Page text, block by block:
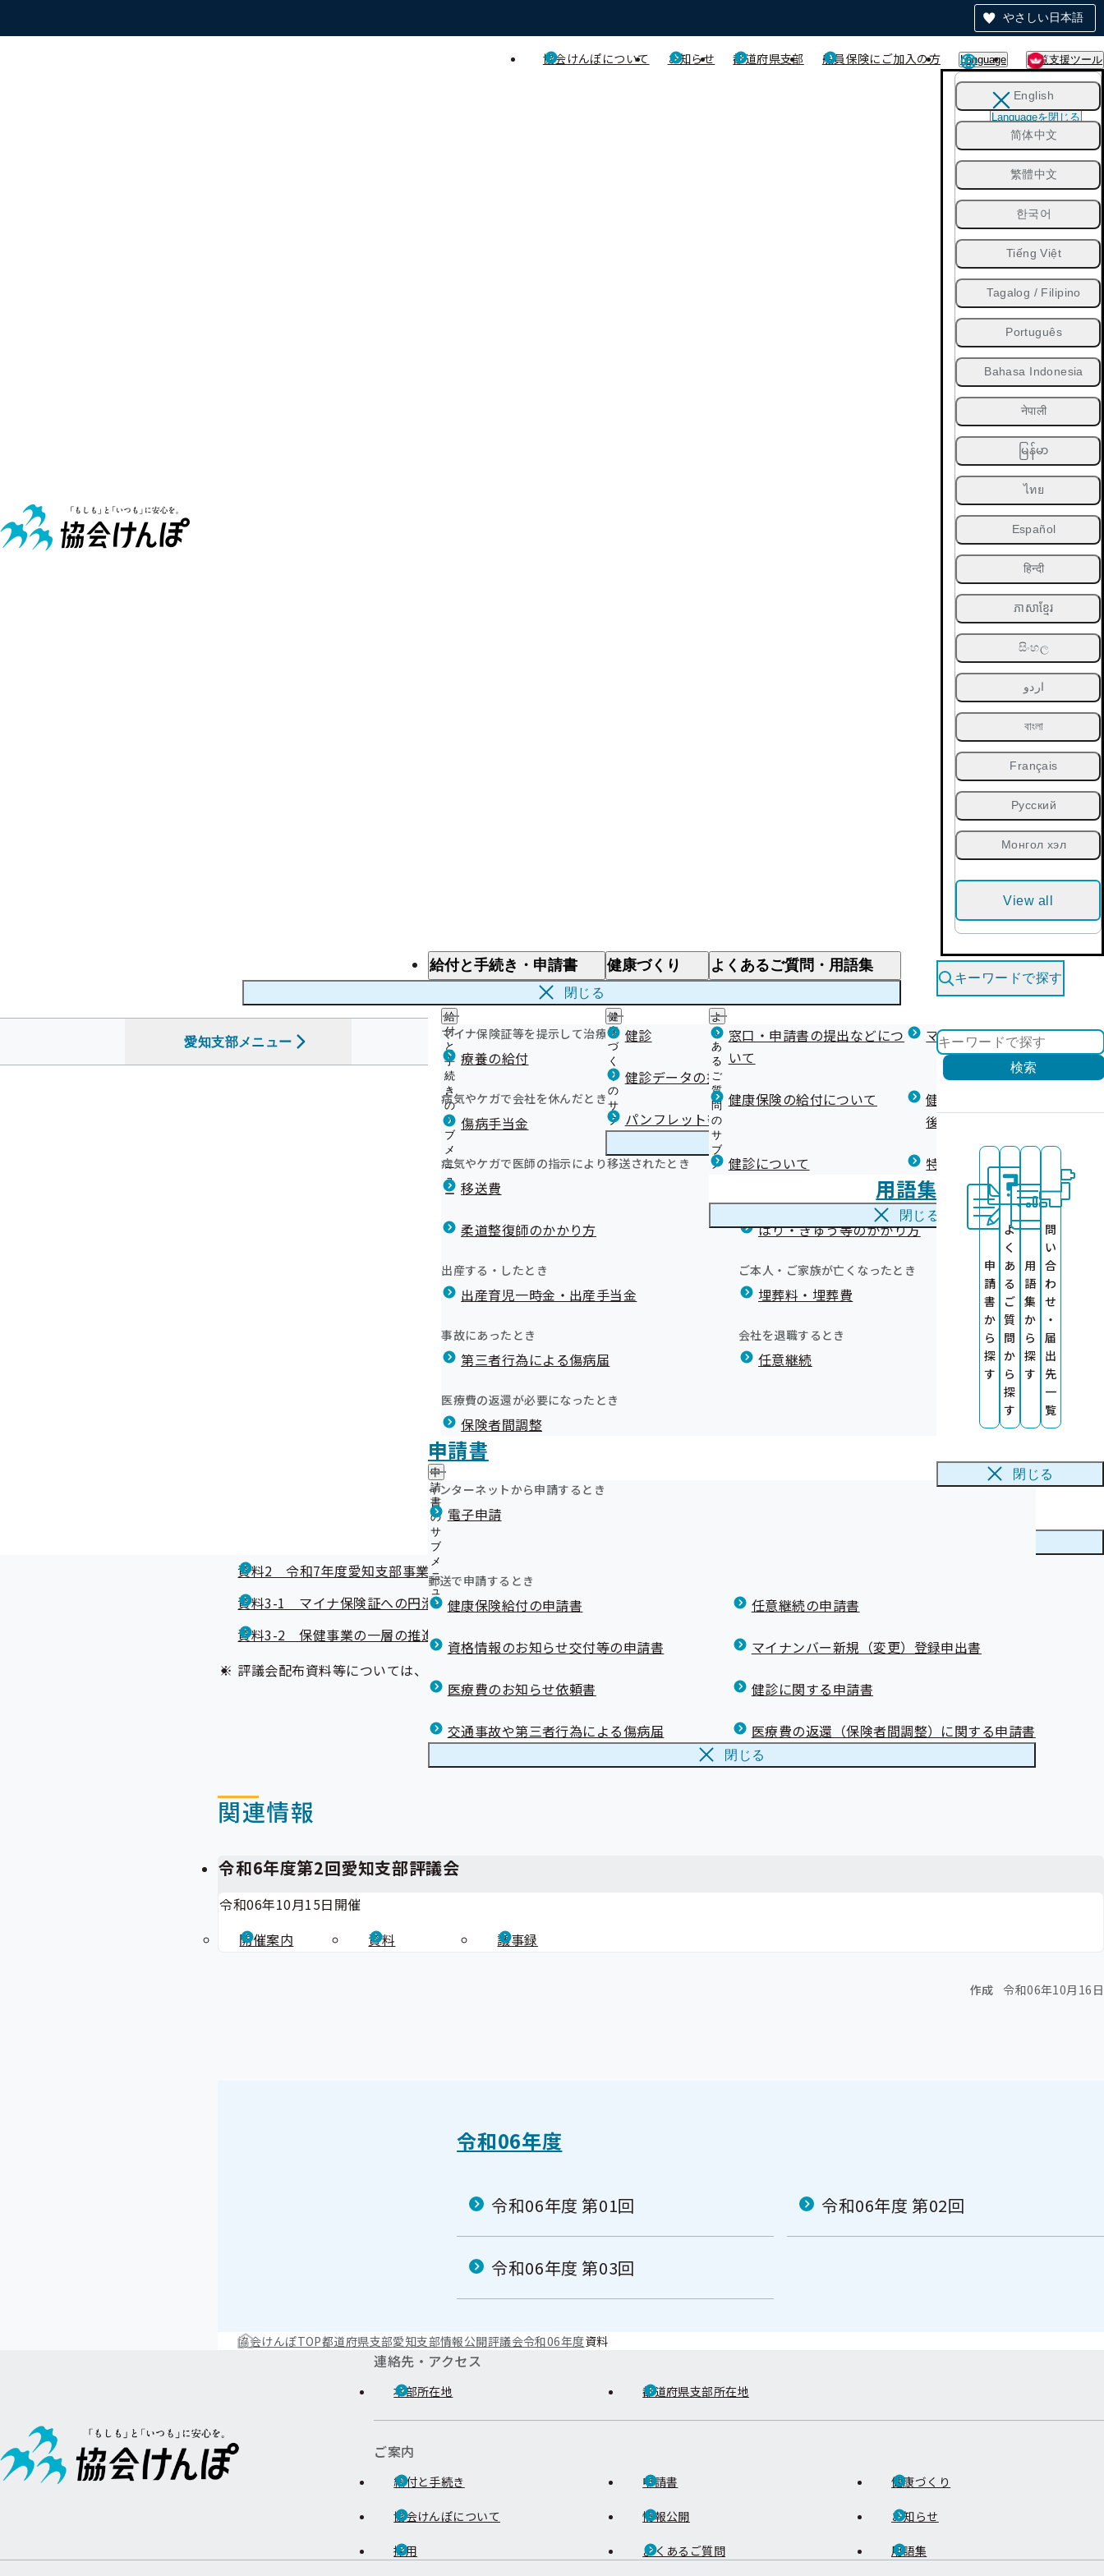
やさしい日本語
協会けんぽについて お知らせ 都道府県支部 船員保険にご加入の方 Language 閲覧支援ツール
English
简体中文
繁體中文
한국어
Tiếng Việt
Tagalog / Filipino
Português
Bahasa Indonesia
नेपाली
မြန်မာ
ไทย
Español
हिन्दी
ភាសាខ្មែរ
සිංහල
اردو
বাংলা
Français
Русский
Монгол хэл
View all
Languageを閉じる
給付と手続き・申請書
給付と手続き
給
付
と
手
続
き
の
サ
ブ
メ
ニ
ュ
ー
マイナ保険証等を提示して治療を受けるとき
療養の給付
医療費が高額になりそう・なったとき
限度額適用認定・高額療養費・高額介護合算
病気やケガで会社を休んだとき
傷病手当金
医療費の全額を負担したとき
病気やケガで医師の指示により移送されたとき
移送費
海外で急な病気にかかり治療を受けたとき
柔道整復師のかかり方 はり・きゅう等のかかり方
出産する・したとき
出産育児一時金・出産手当金
ご本人・ご家族が亡くなったとき
埋葬料・埋葬費
事故にあったとき
第三者行為による傷病届
会社を退職するとき
任意継続
医療費の返還が必要になったとき
保険者間調整
申請書
申
請
書
の
サ
ブ
メ
ニ
ュ
ー
インターネットから申請するとき
電子申請
郵送で申請するとき
健康保険給付の申請書 任意継続の申請書
資格情報のお知らせ交付等の申請書 マイナンバー新規（変更）登録申出書
医療費のお知らせ依頼書 健診に関する申請書
交通事故や第三者行為による傷病届 医療費の返還（保険者間調整）に関する申請書
閉じる
健康づくり
健
康
づ
く
り
の
サ
ブ
メ
ュ
健診 健診を受けた後の健康づくり
健診データの提供について 健康宣言（コラボヘルス）
パンフレット等（広報） 健康づくりコラム
よくあるご質問・用語集
よ
く
あ
る
ご
質
問
の
サ
ブ
メ
窓口・申請書の提出などにつ
いて
マイナ保険証等関連について
健康保険の給付について
健康保険任意継続制度（退職
後の健康保険）について
健診について 特定保健指導について
用語集
閉じる
閉じる
キーワードで探す
検索
申
請
書
か
ら
探
す
よ
く
あ
る
ご
質
問
か
ら
探
す
用
語
集
か
ら
探
す
問
い
合
わ
せ
・
届
出
先
一
覧
閉じる
愛知支部メニュー
を開く
愛知支部
愛知支部からのお知らせ
愛知支部の健診・保健指導のご案内
愛
の
協会けんぽの健診事業について
生活習慣病予防健診のご案内
人間ドック健診のご案内
集団健診のご案内
協会けんぽミニドックのご案内
定期健診をご利用の事業所様へ
健診実施機関向け
提供について
外部委託業者の公表について
歯の健康チェックをしてみませんか？
令和8年度の健診検査項目の比較について
健診実施機関一覧等
康
健康保険委員（けんぽ委員）とは？
けんぽ委員だより等広報誌
[登録事業所限定!] スポーツクラブを優待価格にてご利用できます
健康づくり
健康づくりに関するセミナーのご案内
健康づくり推進協議会
健康づくりお役立ち情報「けんしん・けんさと睡眠のハンドブック」
ドブック」
令和8年度メンタルヘルス講座のご案内【無料】
【無料】
スワンスワンの日を禁煙のきっかけにしませんか？
健診受診者が9人以下の事業所様向け 健康づくり支援ツール
YouTube動画「ライフスタイル別 健康づくり動画」
愛知支部 第3期保健事業実施計画（データヘルス計画）
協会けんぽからのお知らせ（納入告知書同封リーフレット）
広報誌
外国人向け健康保険ガイドブック（8か国語に対応）
プレスリリース
お知らせ
インセンティブ制度を知っていますか？
令和8年度健診ポスターコンクール
【任意継続】「保険料納付証明」の交付申請について
事業所記号（漢字・かな）の数字の変換について
年金事務所における申請用紙の設置終了について
愛知支部公式アカウントについて（YouTube、LINE）
メールマガジン
統計情報
愛知支部について
所在地・連絡先
調達情報
採用情報
個人情報保護
地方自治体及び関係団体との連携協定
情報公開
評議会
事務処理誤り
リンク集
評議会の資料等につきましては下記をご参照ください。
令和6年度第2回愛知支部評議会 資料
全国健康保険協会愛知支部評議会 議事次第
資料1-1 令和7年度平均保険料率について
資料1-2 令和5年度決算を足元とした収支見通し
資料2 令和7年度愛知支部事業計画策定に向けた意見聴取について
資料3-1 マイナ保険証への円滑な移行に向けた対応について
資料3-2 保健事業の一層の推進について
評議会配布資料等については、当時の資料番号・日付が記載されている場合があります。ご了承ください。
関連情報
令和6年度第2回愛知支部評議会
令和06年10月15日開催
開催案内
資料 議事録
作成 令和06年10月16日
令和06年度
令和06年度 第01回 令和06年度 第02回
令和06年度 第03回
協会けんぽTOP都道府県支部愛知支部情報公開評議会令和06年度資料
連絡先・アクセス
本部所在地 都道府県支部所在地
ご案内
給付と手続き 申請書 健康づくり
協会けんぽについて 情報公開 お知らせ
採用 よくあるご質問 用語集